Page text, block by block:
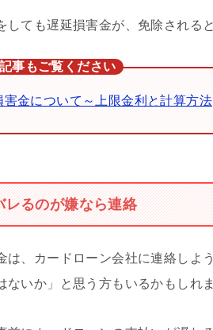
しても遅延損害金が、免除される
害金について～上限金利と計算方法
レるのが嫌なら連絡
は、カードローン会社に連絡しよ
ないか」と思う方もいるかもしれま